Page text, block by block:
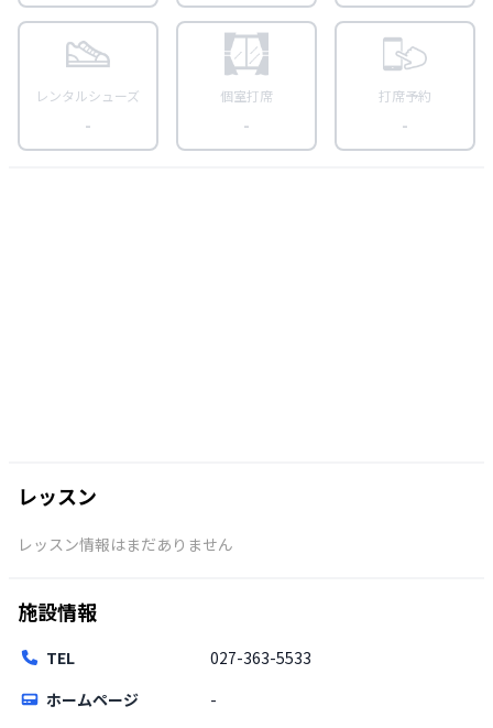
レンタルシューズ
-
個室打席
-
打席予約
-
レッスン
レッスン情報はまだありません
施設情報
TEL
027-363-5533
ホームページ
-